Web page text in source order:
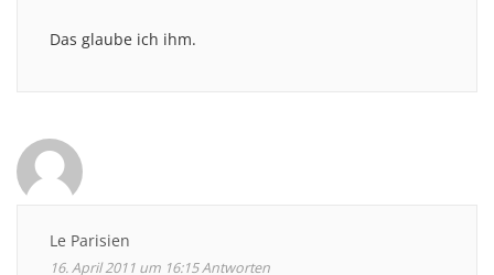
Das glaube ich ihm.
Le Parisien
16. April 2011 um 16:15Antworten